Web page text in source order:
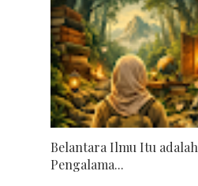
Belantara Ilmu Itu adalah
Pengalama...